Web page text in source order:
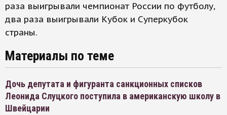
раза выигрывали чемпионат России по футболу,
два раза выигрывали Кубок и Суперкубок
страны.
Материалы по теме
Дочь депутата и фигуранта санкционных списков
Леонида Слуцкого поступила в американскую школу в
Швейцарии